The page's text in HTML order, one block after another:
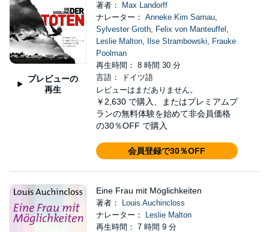
プレビューの
再生
著者：
Max Landorff
ナレーター： Anneke Kim Sarnau,
Sylvester Groth, Felix von Manteuffel ,
Leslie Malton, Ilse Strambowski, Frauke
Poolman
再生時間： 8 時間 30 分
言語： ドイツ語
レビューはまだありません。
￥2,630 で購入、またはプレミアムプ
ランの無料体験を始めて非会員価格
の30％OFF で購入
会員登録で30％OFF
Eine Frau mit Möglichkeiten
著者：
Louis Auchincloss
ナレーター：
Leslie Malton
再生時間： 7 時間 9 分